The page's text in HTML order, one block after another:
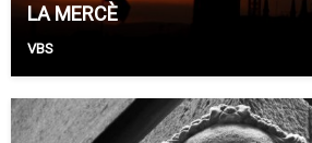
LA MERCÈ
VBS